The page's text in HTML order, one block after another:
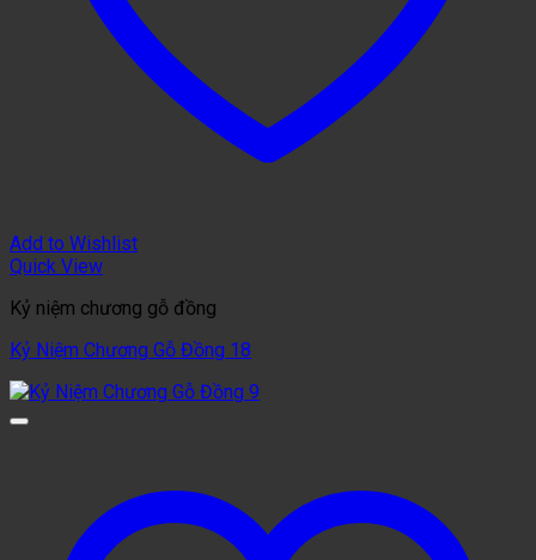
Add to Wishlist
Quick View
Kỷ niệm chương gỗ đồng
Kỷ Niệm Chương Gỗ Đồng 18